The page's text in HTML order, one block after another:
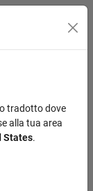
tradotto dove
alla tua area
States.